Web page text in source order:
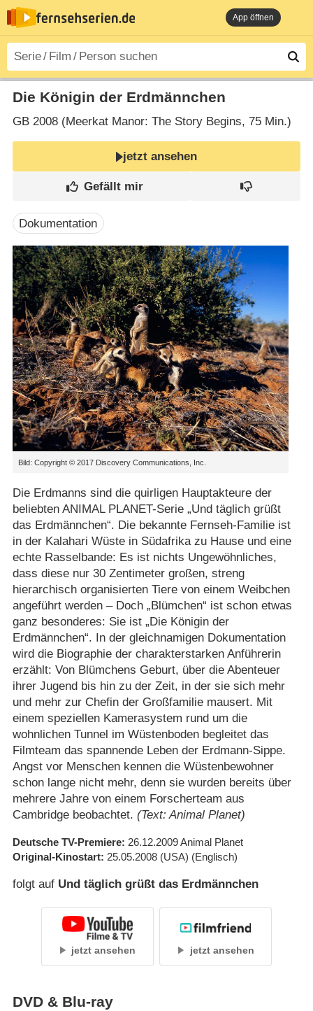
App öffnen
Die Königin der Erdmännchen
GB2008 (Meerkat Manor: The Story Begins‎, 75 Min.)
jetzt ansehen
Dokumentation
Bild: Copyright © 2017 Discovery Communications, Inc.
Die Erdmanns sind die quirligen Hauptakteure der
beliebten ANIMAL PLANET-Serie „Und täglich grüßt
das Erdmännchen“. Die bekannte Fernseh-Familie ist
in der Kalahari Wüste in Südafrika zu Hause und eine
echte Rasselbande: Es ist nichts Ungewöhnliches,
dass diese nur 30 Zentimeter großen, streng
hierarchisch organisierten Tiere von einem Weibchen
angeführt werden – Doch „Blümchen“ ist schon etwas
ganz besonderes: Sie ist „Die Königin der
Erdmännchen“. In der gleichnamigen Dokumentation
wird die Biographie der charakterstarken Anführerin
erzählt: Von Blümchens Geburt, über die Abenteuer
ihrer Jugend bis hin zu der Zeit, in der sie sich mehr
und mehr zur Chefin der Großfamilie mausert. Mit
einem speziellen Kamerasystem rund um die
wohnlichen Tunnel im Wüstenboden begleitet das
Filmteam das spannende Leben der Erdmann-Sippe.
Angst vor Menschen kennen die Wüstenbewohner
schon lange nicht mehr, denn sie wurden bereits über
mehrere Jahre von einem Forscherteam aus
Cambridge beobachtet. (Text: Animal Planet)
Deutsche TV-Premiere 26.12.2009Animal Planet
Original-Kinostart 25.05.2008 (USA) (Englisch)
folgt auf Und täglich grüßt das Erdmännchen
jetzt ansehen jetzt ansehen
DVD & Blu-ray